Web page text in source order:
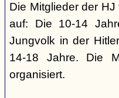
Die Mitglieder der
auf: Die 10-14
Jungvolk in der
14-18 Jahre. Die
organisiert.